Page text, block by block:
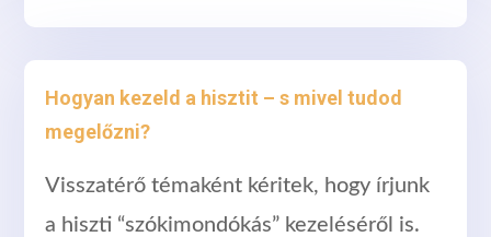
Hogyan kezeld a hisztit – s mivel tudod
megelőzni?
Visszatérő témaként kéritek, hogy írjunk
a hiszti “szókimondókás” kezeléséről is.